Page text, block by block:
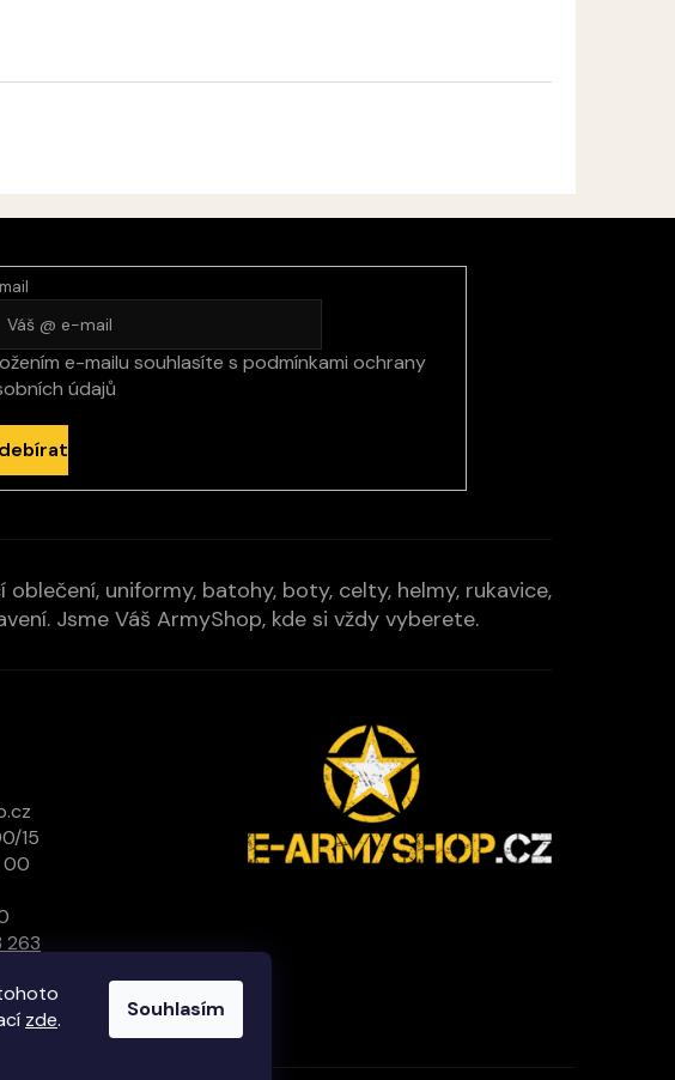
zde. Souhlasím
e-mailu souhlasíte s podmínkami ochrany
údajů
uniformy, batohy, boty, celty, helmy, rukavice,
Jsme Váš ArmyShop, kde si vždy vyberete.
15
00
263